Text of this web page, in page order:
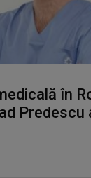
în
Predescu